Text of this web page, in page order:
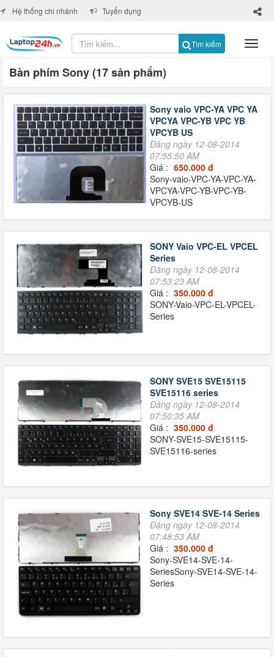
Tìm kiếm
×
Hệ thống chi nhánh Tuyển dụng
Bàn phím Sony (17 sản phẩm)
Sony vaio VPC-YA VPC YA
VPCYA VPC-YB VPC YB
VPCYB US
Đăng ngày 12-08-2014
07:55:50 AM
Giá : 650.000 đ
Sony-vaio-VPC-YA-VPC-YA-
VPCYA-VPC-YB-VPC-YB-
VPCYB-US
SONY Vaio VPC-EL VPCEL
Series
Đăng ngày 12-08-2014
07:53:23 AM
Giá : 350.000 đ
SONY-Vaio-VPC-EL-VPCEL-
Series
SONY SVE15 SVE15115
SVE15116 series
Đăng ngày 12-08-2014
07:50:35 AM
Giá : 350.000 đ
SONY-SVE15-SVE15115-
SVE15116-series
Sony SVE14 SVE-14 Series
Đăng ngày 12-08-2014
07:48:53 AM
Giá : 350.000 đ
Sony-SVE14-SVE-14-
SeriesSony-SVE14-SVE-14-
Series